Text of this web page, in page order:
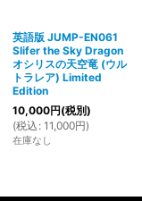
英語版 JUMP-EN061
Slifer the Sky Dragon
オシリスの天空竜 (ウル
トラレア) Limited
Edition
10,000円(税別)
(税込 : 11,000円)
在庫なし